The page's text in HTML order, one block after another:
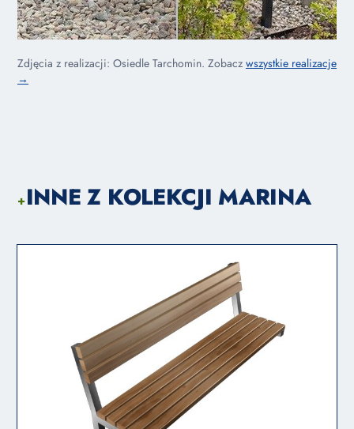
Zdjęcia z realizacji: Osiedle Tarchomin. Zobacz wszystkie realizacje
→
+INNE Z KOLEKCJI MARINA